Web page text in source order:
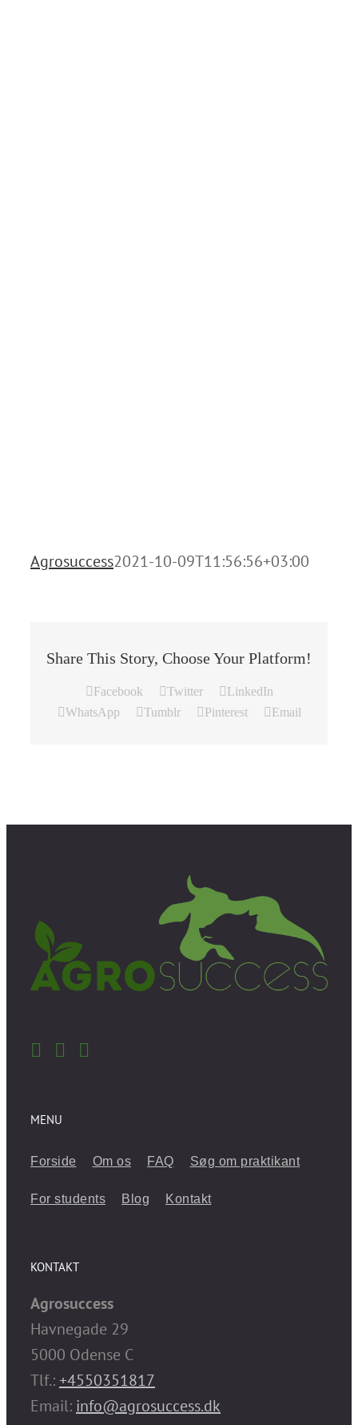
Agrosuccess2021-10-09T11:56:56+03:00
Share This Story, Choose Your Platform!
Facebook Twitter
LinkedIn
WhatsApp
Tumblr Pinterest Email
MENU
Forside Om os FAQ Søg om praktikant
For students Blog Kontakt
KONTAKT
Agrosuccess
Havnegade 29
5000 Odense C
Tlf.:+4550351817
Email: info@agrosuccess.dk